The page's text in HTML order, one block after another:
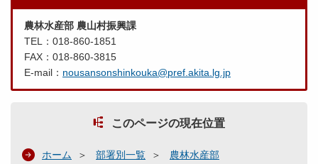
農林水産部 農山村振興課
TEL：018-860-1851
FAX：018-860-3815
E-mail： nousansonshinkouka@pref.akita.lg.jp
このページの現在位置
ホーム 部署別一覧
農林水産部